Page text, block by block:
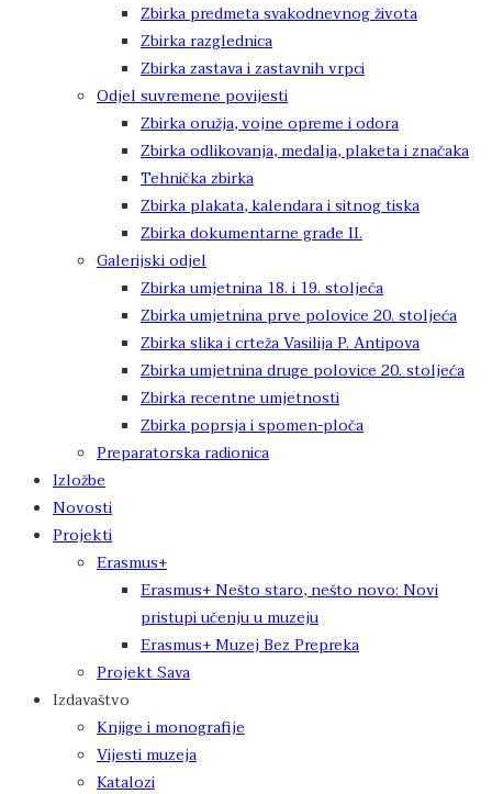
Zbirka predmeta svakodnevnog života
Zbirka razglednica
Zbirka zastava i zastavnih vrpci
Odjel suvremene povijesti
Zbirka oružja, vojne opreme i odora
Zbirka odlikovanja, medalja, plaketa i značaka
Tehnička zbirka
Zbirka plakata, kalendara i sitnog tiska
Zbirka dokumentarne građe II.
Galerijski odjel
Zbirka umjetnina 18. i 19. stoljeća
Zbirka umjetnina prve polovice 20. stoljeća
Zbirka slika i crteža Vasilija P. Antipova
Zbirka umjetnina druge polovice 20. stoljeća
Zbirka recentne umjetnosti
Zbirka poprsja i spomen-ploča
Preparatorska radionica
Izložbe
Novosti
Projekti
Erasmus+
Erasmus+ Nešto staro, nešto novo: Novi
pristupi učenju u muzeju
Erasmus+ Muzej Bez Prepreka
Projekt Sava
Izdavaštvo
Knjige i monografije
Vijesti muzeja
Katalozi